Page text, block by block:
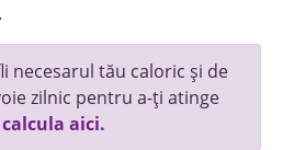
necesarul tău caloric și de
zilnic pentru a-ți atinge
aici.